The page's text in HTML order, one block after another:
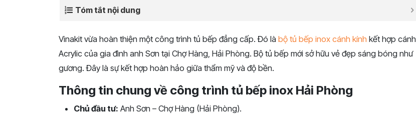
Tóm tắt nội dung
Vinakit vừa hoàn thiện một công trình tủ bếp đẳng cấp. Đó là bộ tủ bếp inox cánh kính kết hợp cánh
Acrylic của gia đình anh Sơn tại Chợ Hàng, Hải Phòng. Bộ tủ bếp mới sở hữu vẻ đẹp sáng bóng như
gương. Đây là sự kết hợp hoàn hảo giữa thẩm mỹ và độ bền.
Thông tin chung về công trình tủ bếp inox Hải Phòng
Chủ đầu tư: Anh Sơn – Chợ Hàng (Hải Phòng).